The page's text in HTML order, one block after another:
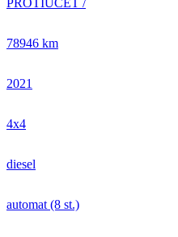
PROTIÚČET /
78946 km
2021
4x4
diesel
automat (8 st.)